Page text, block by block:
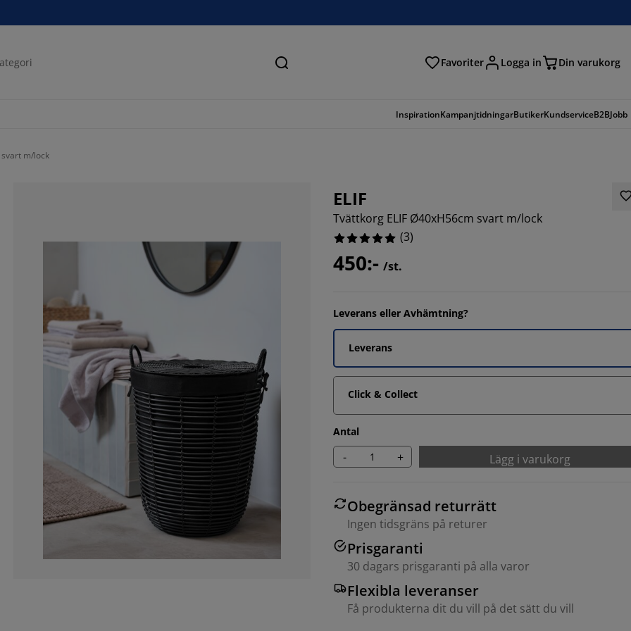
Sök Favoriter Logga in Din varukorg
InspirationKampanjtidningarButikerKundserviceB2BJobb
m/lock
ELIF
Tvättkorg ELIF Ø40xH56cm svart m/lock
(3)
450:- /st.
Leverans eller Avhämtning?
Leverans
Click & Collect
Antal
- + Lägg i varukorg
Obegränsad returrätt
Ingen tidsgräns på returer
Prisgaranti
30 dagars prisgaranti på alla varor
Flexibla leveranser
Få produkterna dit du vill på det sätt du vill